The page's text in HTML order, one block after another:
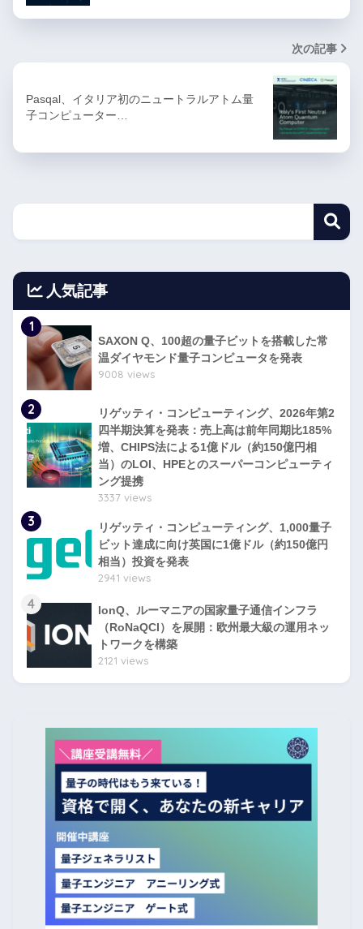
次の記事
Pasqal、イタリア初のニュートラルアトム量
子コンピューター…
人気記事
1
SAXON Q、100超の量子ビットを搭載した常
温ダイヤモンド量子コンピュータを発表
9008 views
2
リゲッティ・コンピューティング、2026年第2
四半期決算を発表：売上高は前年同期比185%
増、CHIPS法による1億ドル（約150億円相
当）のLOI、HPEとのスーパーコンピューティ
ング提携
3337 views
3
リゲッティ・コンピューティング、1,000量子
ビット達成に向け英国に1億ドル（約150億円
相当）投資を発表
2941 views
4
IonQ、ルーマニアの国家量子通信インフラ
（RoNaQCI）を展開：欧州最大級の運用ネッ
トワークを構築
2121 views